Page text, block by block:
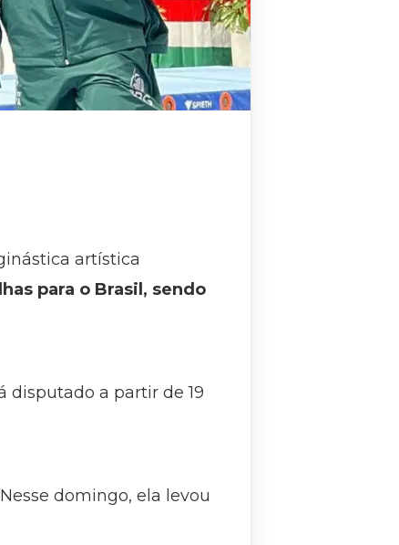
artística
para o Brasil, sendo
disputado a partir de 19
domingo, ela levou